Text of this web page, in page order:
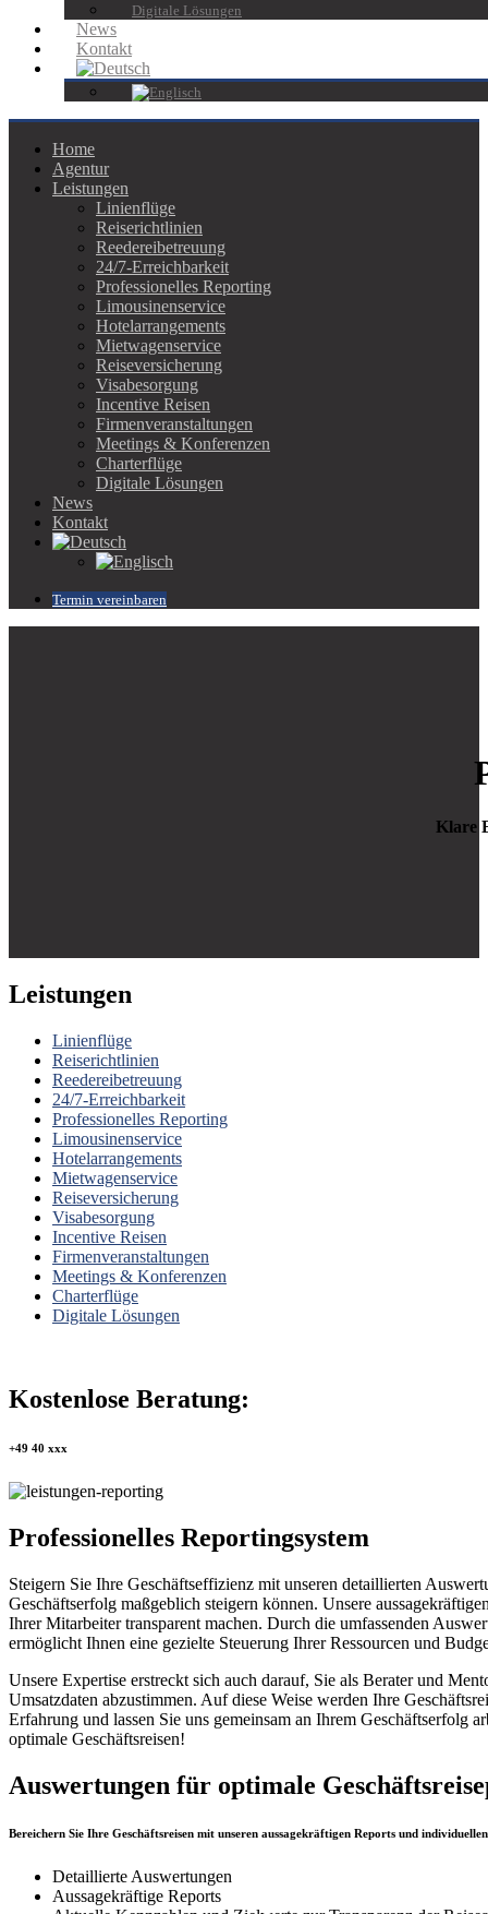
Digitale Lösungen
News
Kontakt
Home
Agentur
Leistungen
Linienflüge
Reiserichtlinien
Reedereibetreuung
24/7-Erreichbarkeit
Professionelles Reporting
Limousinenservice
Hotelarrangements
Mietwagenservice
Reiseversicherung
Visabesorgung
Incentive Reisen
Firmenveranstaltungen
Meetings & Konferenzen
Charterflüge
Digitale Lösungen
News
Kontakt
Termin vereinbaren
Klare
Leistungen
Linienflüge
Reiserichtlinien
Reedereibetreuung
24/7-Erreichbarkeit
Professionelles Reporting
Limousinenservice
Hotelarrangements
Mietwagenservice
Reiseversicherung
Visabesorgung
Incentive Reisen
Firmenveranstaltungen
Meetings & Konferenzen
Charterflüge
Digitale Lösungen
Kostenlose Beratung:
+49 40 xxx
Professionelles Reportingsystem
Steigern Sie Ihre Geschäftseffizienz mit unseren detaillierten
Geschäftserfolg maßgeblich steigern können. Unsere
Ihrer Mitarbeiter transparent machen. Durch die umfassenden
ermöglicht Ihnen eine gezielte Steuerung Ihrer Ressourcen und
Unsere Expertise erstreckt sich auch darauf, Sie als Berater und
Umsatzdaten abzustimmen. Auf diese Weise werden Ihre
Erfahrung und lassen Sie uns gemeinsam an Ihrem Geschäftserfolg
optimale Geschäftsreisen!
Auswertungen für optimale
Bereichern Sie Ihre Geschäftsreisen mit unseren aussagekräftigen Reports und
Detaillierte Auswertungen
Aussagekräftige Reports